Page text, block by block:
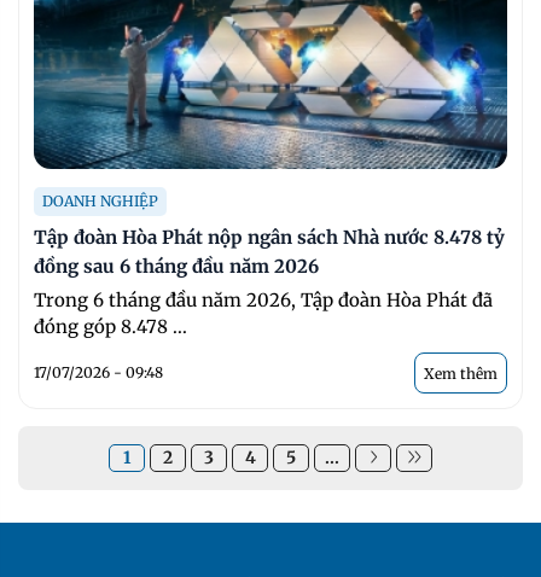
DOANH NGHIỆP
Tập đoàn Hòa Phát nộp ngân sách Nhà nước 8.478 tỷ
đồng sau 6 tháng đầu năm 2026
Trong 6 tháng đầu năm 2026, Tập đoàn Hòa Phát đã
đóng góp 8.478 ...
17/07/2026 - 09:48 Xem thêm
1 2 3 4 5 ...